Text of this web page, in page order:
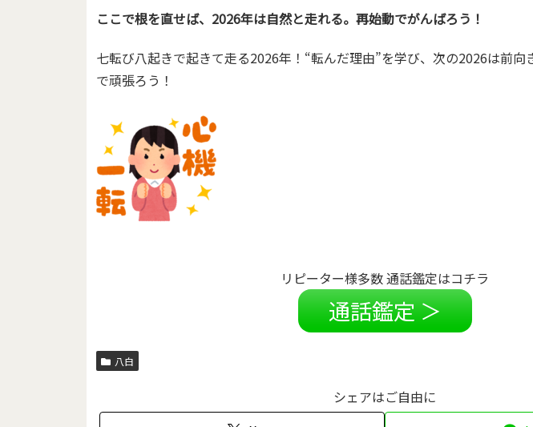
ここで根を直せば、2026年は自然と走れる。再始動でがんばろう！
七転び八起きで起きて走る2026年！“転んだ理由”を学び、次の2026は前向
で頑張ろう！
リピーター様多数 通話鑑定はコチラ
通話鑑定 ＞
八白
シェアはご自由に